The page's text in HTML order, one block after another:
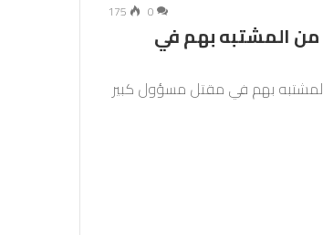
0
175
من المشتبه بهم في
المشتبه بهم في مقتل مسؤول كبير